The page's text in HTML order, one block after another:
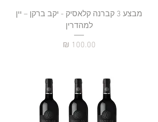
מבצע 3 קברנה קלאסיק - יקב ברקן – יין
למהדרין
מחיר